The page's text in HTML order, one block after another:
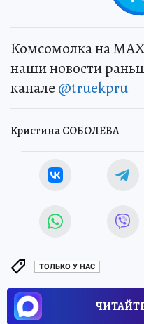
Комсомолка на
наши новости
канале @truekpru
Кристина СОБОЛЕВА
ТОЛЬКО У НАС